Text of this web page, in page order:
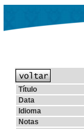
Título
Data
Idioma
Notas